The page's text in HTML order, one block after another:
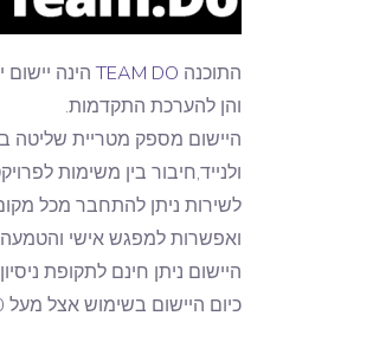
התוכנה TEAM DOהינה
והן להערכת התקדמות.
היישום מספק מטריית שליטה
ולנייד,חיבור בין משימות
לשירות ניתן להתחבר מכל
ואפשרות למפגש אישי
היישום ניתן חינם לתקופת ניסיון של חודש
כיום היישום בשימוש אצל מעל 13,500 חברות וארגונים משתמשים (ביניהם ארקיע, BBB ופתחון לב).